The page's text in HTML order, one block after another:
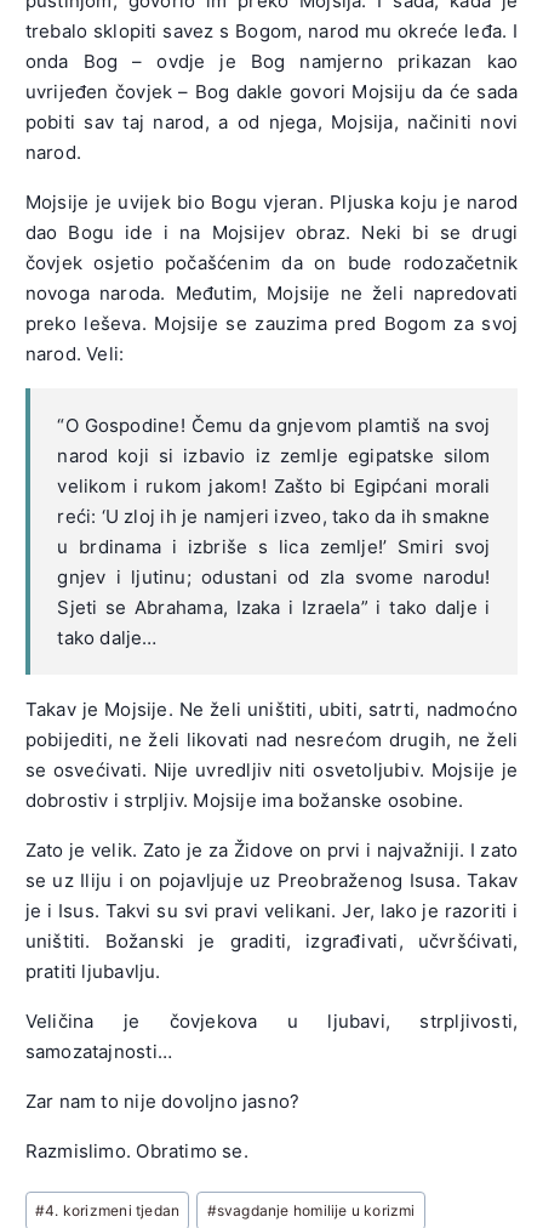
trebalo sklopiti savez s Bogom, narod mu okreće leđa. I
onda Bog – ovdje je Bog namjerno prikazan kao
uvrijeđen čovjek – Bog dakle govori Mojsiju da će sada
pobiti sav taj narod, a od njega, Mojsija, načiniti novi
narod.
Mojsije je uvijek bio Bogu vjeran. Pljuska koju je narod
dao Bogu ide i na Mojsijev obraz. Neki bi se drugi
čovjek osjetio počašćenim da on bude rodozačetnik
novoga naroda. Međutim, Mojsije ne želi napredovati
preko leševa. Mojsije se zauzima pred Bogom za svoj
narod. Veli:
“O Gospodine! Čemu da gnjevom plamtiš na svoj
narod koji si izbavio iz zemlje egipatske silom
velikom i rukom jakom! Zašto bi Egipćani morali
reći: ‘U zloj ih je namjeri izveo, tako da ih smakne
u brdinama i izbriše s lica zemlje!’ Smiri svoj
gnjev i ljutinu; odustani od zla svome narodu!
Sjeti se Abrahama, Izaka i Izraela” i tako dalje i
tako dalje…
Takav je Mojsije. Ne želi uništiti, ubiti, satrti, nadmoćno
pobijediti, ne želi likovati nad nesrećom drugih, ne želi
se osvećivati. Nije uvredljiv niti osvetoljubiv. Mojsije je
dobrostiv i strpljiv. Mojsije ima božanske osobine.
Zato je velik. Zato je za Židove on prvi i najvažniji. I zato
se uz Iliju i on pojavljuje uz Preobraženog Isusa. Takav
je i Isus. Takvi su svi pravi velikani. Jer, lako je razoriti i
uništiti. Božanski je graditi, izgrađivati, učvršćivati,
pratiti ljubavlju.
Veličina je čovjekova u ljubavi, strpljivosti,
samozatajnosti…
Zar nam to nije dovoljno jasno?
Razmislimo. Obratimo se.
Post
#4. korizmeni tjedan #svagdanje homilije u korizmi